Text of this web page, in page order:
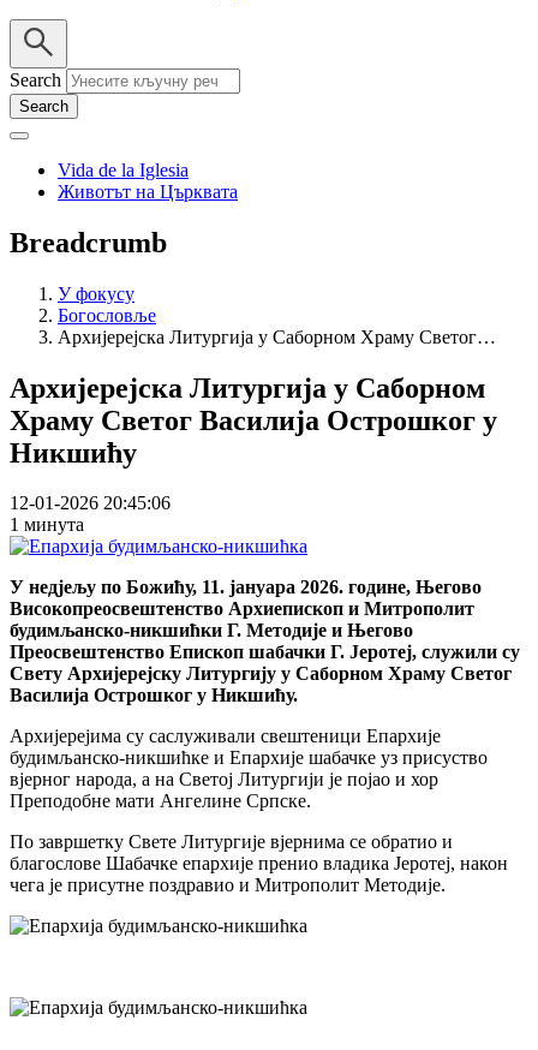
Search
Vida de la Iglesia
Животът на Църквата
Breadcrumb
У фокусу
Богословље
Архијерејска Литургија у Саборном Храму Светог…
Архијерејска Литургија у Саборном
Храму Светог Василија Острошког у
Никшићу
12-01-2026 20:45:06
1 минута
У недјељу по Божићу, 11. јануара 2026. године, Његово
Високопреосвештенство Архиепископ и Митрополит
будимљанско-никшићки Г. Методије и Његово
Преосвештенство Епископ шабачки Г. Јеротеј, служили су
Свету Архијерејску Литургију у Саборном Храму Светог
Василија Острошког у Никшићу.
Архијерејима су саслуживали свештеници Епархије
будимљанско-никшићке и Епархије шабачке уз присуство
вјерног народа, а на Светој Литургији је појао и хор
Преподобне мати Ангелине Српске.
По завршетку Свете Литургије вјернима се обратио и
благослове Шабачке епархије пренио владика Јеротеј, након
чега је присутне поздравио и Митрополит Методије.